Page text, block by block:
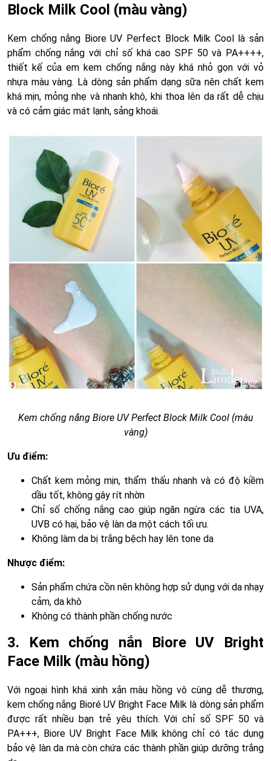
Block Milk Cool (màu vàng)
Kem chống nắng Biore UV Perfect Block Milk Cool là sản
phẩm chống nắng với chỉ số khá cao SPF 50 và PA++++,
thiết kế của em kem chống nắng này khá nhỏ gọn với vỏ
nhựa màu vàng. Là dòng sản phẩm dạng sữa nên chất kem
khá mịn, mỏng nhẹ và nhanh khô, khi thoa lên da rất dễ chịu
và có cảm giác mát lạnh, sảng khoái.
Kem chống nắng Biore UV Perfect Block Milk Cool (màu
vàng)
Ưu điểm:
Chất kem mỏng mịn, thẩm thấu nhanh và có độ kiềm
dầu tốt, không gây rít nhờn
Chỉ số chống nắng cao giúp ngăn ngừa các tia UVA,
UVB có hại, bảo vệ làn da một cách tối ưu.
Không làm da bị trắng bệch hay lên tone da
Nhược điểm:
Sản phẩm chứa cồn nên không hợp sử dụng với da nhạy
cảm, da khô
Không có thành phần chống nước
3. Kem chống nắn Biore UV Bright
Face Milk (màu hồng)
Với ngoại hình khá xinh xắn màu hồng vô cùng dễ thương,
kem chống nắng Bioré UV Bright Face Milk là dòng sản phẩm
được rất nhiều bạn trẻ yêu thích. Với chỉ số SPF 50 và
PA+++, Biore UV Bright Face Milk không chỉ có tác dụng
bảo vệ làn da mà còn chứa các thành phần giúp dưỡng trắng